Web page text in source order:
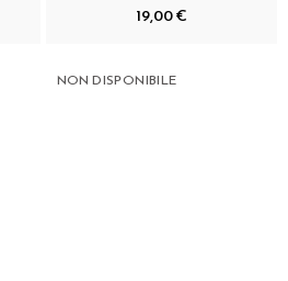
19,00 €
NON DISPONIBILE